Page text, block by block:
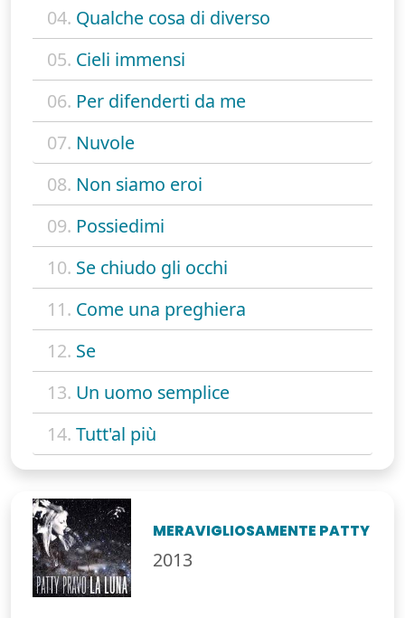
04. Qualche cosa di diverso
05. Cieli immensi
06. Per difenderti da me
07. Nuvole
08. Non siamo eroi
09. Possiedimi
10. Se chiudo gli occhi
11. Come una preghiera
12. Se
13. Un uomo semplice
14. Tutt'al più
MERAVIGLIOSAMENTE PATTY
2013